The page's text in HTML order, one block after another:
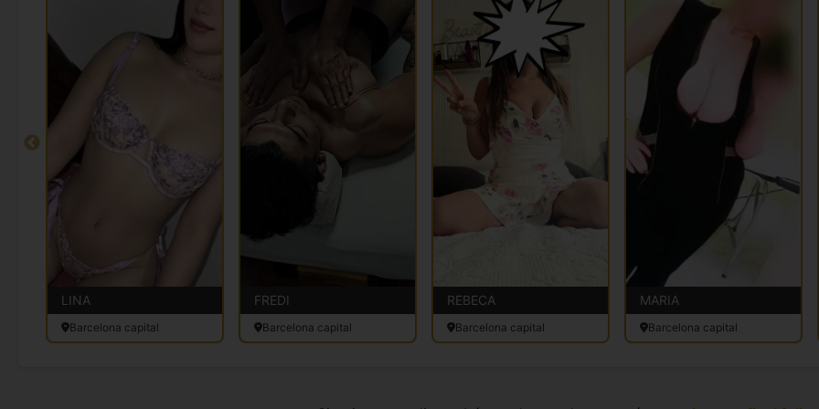
LINA
Barcelona capital
FREDI
Barcelona capital
REBECA
Barcelona capital
MARIA
Barcelona capital